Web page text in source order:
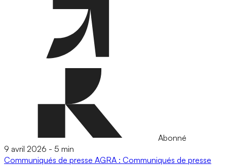
Abonné
9 avril 2026 - 5 min
Communiqués de presse AGRA : Communiqués de presse